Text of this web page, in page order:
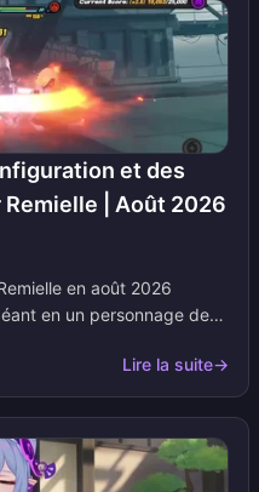
et des
| Août 2026
en août 2026
en un personnage de
Ajoutez cette page à vos
à jour dès que ses
partenaires d'équipe
Lire la suite→